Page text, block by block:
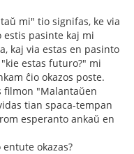
mi" tio signifas, ke via
estis pasinte kaj mi
kaj via estas en pasinto
estas futuro?" mi
ĉio okazos poste.
filmon "Malantaŭen
tian spaca-tempan
esperanto ankaŭ en
okazas?